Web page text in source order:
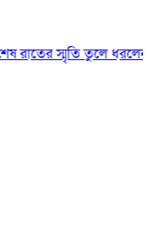
স্মৃতি তুলে ধরলেন